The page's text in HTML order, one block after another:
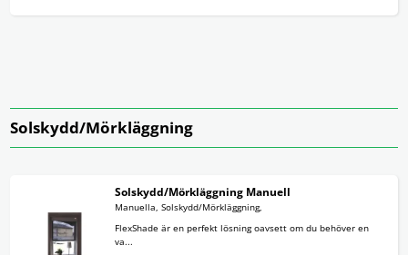
Solskydd/Mörkläggning
Solskydd/Mörkläggning Manuell
Manuella, Solskydd/Mörkläggning,
FlexShade är en perfekt lösning oavsett om du behöver en
va...